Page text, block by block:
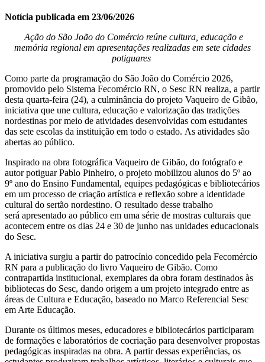
Notícia publicada em 23/06/2026
Ação do São João do Comércio reúne cultura, educação e
memória regional em apresentações realizadas em sete cidades
potiguares
Como parte da programação do São João do Comércio 2026,
promovido pelo Sistema Fecomércio RN, o Sesc RN realiza, a partir
desta quarta-feira (24), a culminância do projeto Vaqueiro de Gibão,
iniciativa que une cultura, educação e valorização das tradições
nordestinas por meio de atividades desenvolvidas com estudantes
das sete escolas da instituição em todo o estado. As atividades são
abertas ao público.
Inspirado na obra fotográfica Vaqueiro de Gibão, do fotógrafo e
autor potiguar Pablo Pinheiro, o projeto mobilizou alunos do 5º ao
9º ano do Ensino Fundamental, equipes pedagógicas e bibliotecários
em um processo de criação artística e reflexão sobre a identidade
cultural do sertão nordestino. O resultado desse trabalho
será apresentado ao público em uma série de mostras culturais que
acontecem entre os dias 24 e 30 de junho nas unidades educacionais
do Sesc.
A iniciativa surgiu a partir do patrocínio concedido pela Fecomércio
RN para a publicação do livro Vaqueiro de Gibão. Como
contrapartida institucional, exemplares da obra foram destinados às
bibliotecas do Sesc, dando origem a um projeto integrado entre as
áreas de Cultura e Educação, baseado no Marco Referencial Sesc
em Arte Educação.
Durante os últimos meses, educadores e bibliotecários participaram
de formações e laboratórios de cocriação para desenvolver propostas
pedagógicas inspiradas na obra. A partir dessas experiências, os